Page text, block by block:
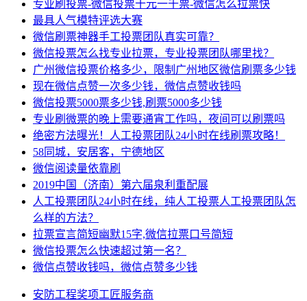
专业刷投票-微信投票十元一千票-微信怎么拉票快
最具人气模特评选大赛
微信刷票神器手工投票团队真实可靠？
微信投票怎么找专业拉票，专业投票团队哪里找？
广州微信投票价格多少，限制广州地区微信刷票多少钱
现在微信点赞一次多少钱，微信点赞收钱吗
微信投票5000票多少钱,刷票5000多少钱
专业刷微票的晚上需要通宵工作吗，夜间可以刷票吗
绝密方法曝光！人工投票团队24小时在线刷票攻略！
58同城，安居客，宁德地区
微信阅读量依靠刷
2019中国（济南）第六届泉利重配展
人工投票团队24小时在线，纯人工投票人工投票团队怎
么样的方法？
拉票宣言简短幽默15字,微信拉票口号简短
微信投票怎么快速超过第一名？
微信点赞收钱吗，微信点赞多少钱
安防工程奖项工匠服务商